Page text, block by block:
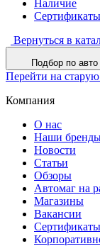
Наличие
Сертификаты
Вернуться в
Подбор по авто
Перейти на
Компания
О нас
Наши
Новости
Статьи
Обзоры
Автомаг на
Магазины
Вакансии
Сертификаты